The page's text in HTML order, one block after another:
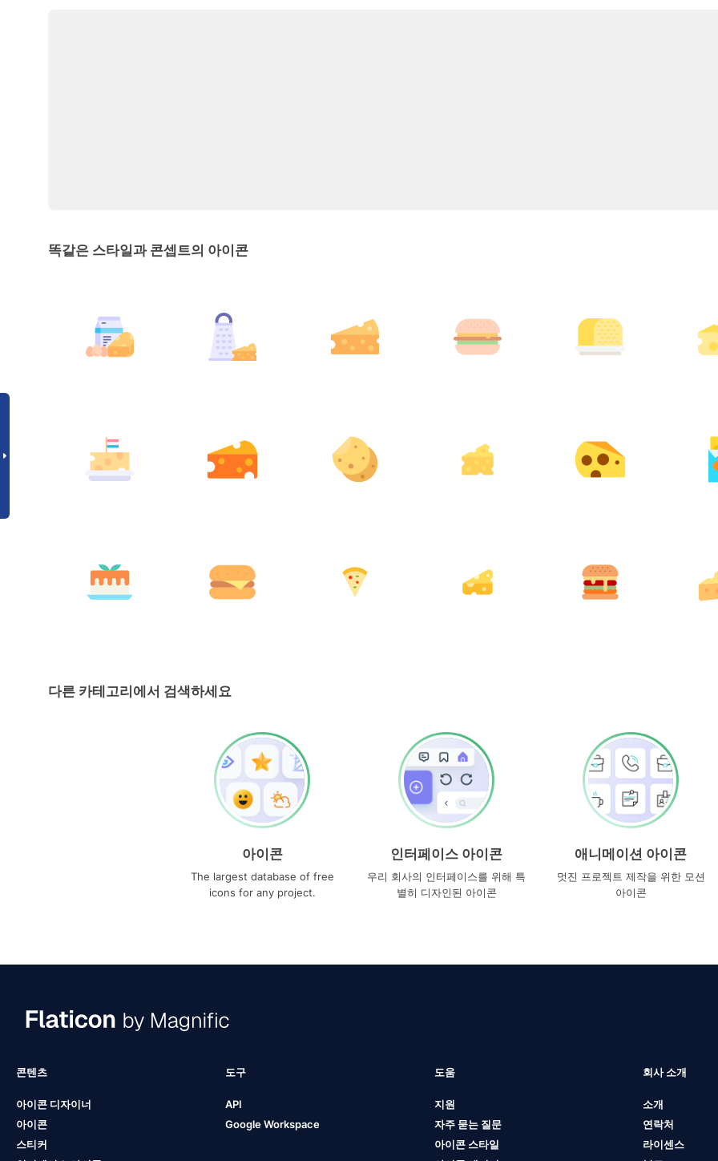
똑같은 스타일과 콘셉트의 아이콘
다른 카테고리에서 검색하세요
아이콘
The largest database of free
icons for any project.
인터페이스 아이콘
우리 회사의 인터페이스를 위해 특
별히 디자인된 아이콘
애니메이션 아이콘
멋진 프로젝트 제작을 위한 모션
아이콘
콘텐츠
아이콘 디자이너
아이콘
스티커
도구
API
Google Workspace
도움
지원
자주 묻는 질문
아이콘 스타일
회사 소개
소개
연락처
라이센스